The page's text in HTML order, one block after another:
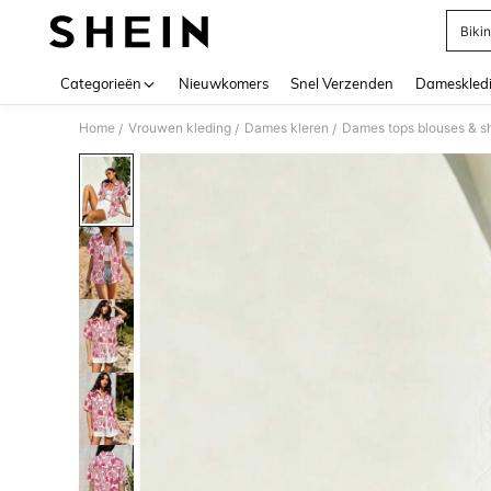
Categorieën Nieuwkomers Snel Verzenden
Home / Vrouwen kleding / Dames kleren / Dames tops blouses &